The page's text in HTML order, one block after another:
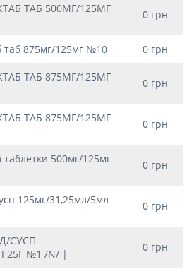
ТАБ 500МГ/125МГ
0 грн
таб 875мг/125мг №10 0 грн
ТАБ 875МГ/125МГ
0 грн
ТАБ 875МГ/125МГ
0 грн
500мг/125мг
0 грн
125мг/31,25мл/5мл
0 грн
СУСП
25Г №1 /N/ |
0 грн